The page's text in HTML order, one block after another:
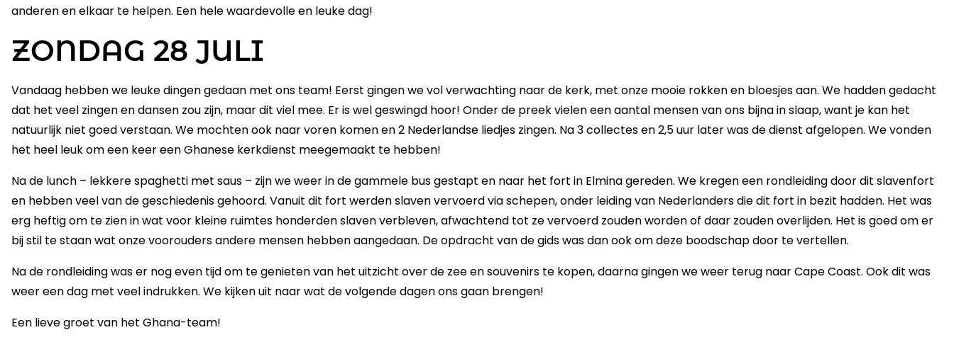
anderen en elkaar te helpen. Een hele waardevolle en leuke dag!
ZONDAG 28 JULI
Vandaag hebben we leuke dingen gedaan met ons team! Eerst gingen we vol verwachting naar de kerk, met onze mooie rokken en bloesjes aan. We hadden gedacht
dat het veel zingen en dansen zou zijn, maar dit viel mee. Er is wel geswingd hoor! Onder de preek vielen een aantal mensen van ons bijna in slaap, want je kan het
natuurlijk niet goed verstaan. We mochten ook naar voren komen en 2 Nederlandse liedjes zingen. Na 3 collectes en 2,5 uur later was de dienst afgelopen. We vonden
het heel leuk om een keer een Ghanese kerkdienst meegemaakt te hebben!
Na de lunch – lekkere spaghetti met saus – zijn we weer in de gammele bus gestapt en naar het fort in Elmina gereden. We kregen een rondleiding door dit slavenfort
en hebben veel van de geschiedenis gehoord. Vanuit dit fort werden slaven vervoerd via schepen, onder leiding van Nederlanders die dit fort in bezit hadden. Het was
erg heftig om te zien in wat voor kleine ruimtes honderden slaven verbleven, afwachtend tot ze vervoerd zouden worden of daar zouden overlijden. Het is goed om er
bij stil te staan wat onze voorouders andere mensen hebben aangedaan. De opdracht van de gids was dan ook om deze boodschap door te vertellen.
Na de rondleiding was er nog even tijd om te genieten van het uitzicht over de zee en souvenirs te kopen, daarna gingen we weer terug naar Cape Coast. Ook dit was
weer een dag met veel indrukken. We kijken uit naar wat de volgende dagen ons gaan brengen!
Een lieve groet van het Ghana-team!